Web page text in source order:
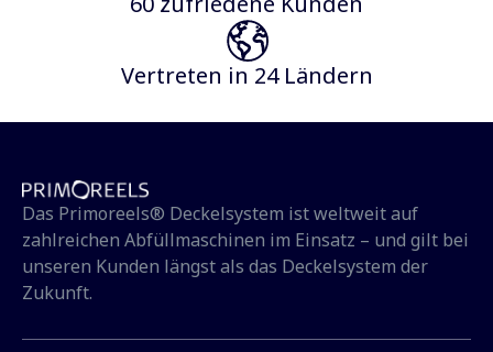
Vertreten in 24 Ländern
Das Primoreels® Deckelsystem ist weltweit auf
zahlreichen Abfüllmaschinen im Einsatz – und gilt bei
unseren Kunden längst als das Deckelsystem der
Zukunft.